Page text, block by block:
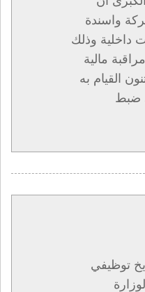
واسندة
داخلية وذلك
مالية
القيام به
ضبط
توظيفي
بالوزارة